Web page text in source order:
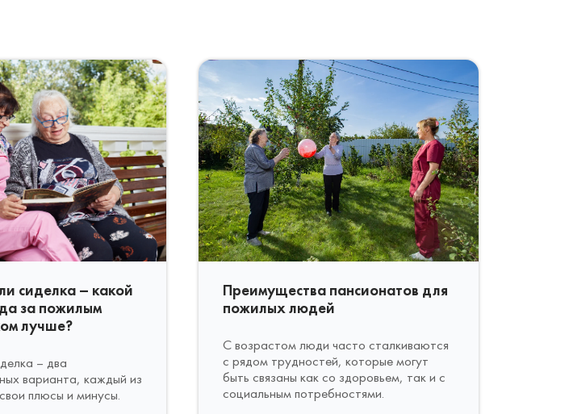
сиделка – какой
за пожилым
лучше?
– два
варианта, каждый из
плюсы и минусы.
Преимущества пансионатов для
пожилых людей
С возрастом люди часто сталкиваются
с рядом трудностей, которые могут
быть связаны как со здоровьем, так и с
социальным потребностями.